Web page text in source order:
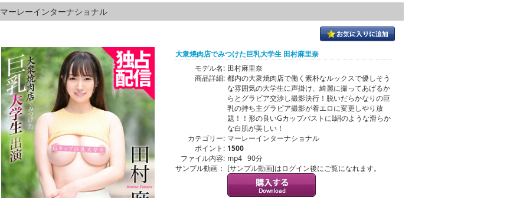
マーレーインターナショナル
大衆焼肉店でみつけた巨乳大学生 田村麻里奈
モデル名: 田村麻里奈
商品詳細: 都内の大衆焼肉店で働く素朴なルックスで優しそう
な雰囲気の大学生に声掛け、綺麗に撮ってあげるか
らとグラビア交渉し撮影決行！脱いだらかなりの巨
乳の持ち主グラビア撮影が着エロに変更しやり放
題！！形の良いGカップバストにI絹のような滑らか
な白肌が美しい！
カテゴリー: マーレーインターナショナル
ポイント: 1500
ファイル内容: mp4 90分
サンプル動画： [サンプル動画]はログイン後にご覧になれます。